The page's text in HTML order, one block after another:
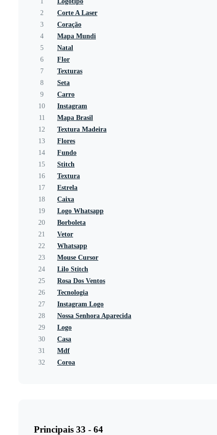
2
Corte A Laser
3
Coração
4
Mapa Mundi
5
Natal
6
Flor
7
Texturas
8
Seta
9
Carro
10
Instagram
11
Mapa Brasil
12
Textura Madeira
13
Flores
14
Fundo
15
Stitch
16
Textura
17
Estrela
18
Caixa
19
Logo Whatsapp
20
Borboleta
21
Vetor
22
Whatsapp
23
Mouse Cursor
24
Lilo Stitch
25
Rosa Dos Ventos
26
Tecnologia
27
Instagram Logo
28
Nossa Senhora Aparecida
29
Logo
30
Casa
31
Mdf
32
Coroa
Principais 33 - 64